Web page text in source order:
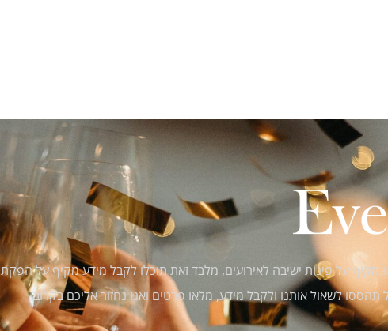
מקיף על פינות ישיבה לאירועים, מלבד זאת תוכלו לקבל מידע מקיף על הפקת
לשאול אותנו ולקבל מידע, מלאו פרטים ואנו נחזור אליכם בקרוב.